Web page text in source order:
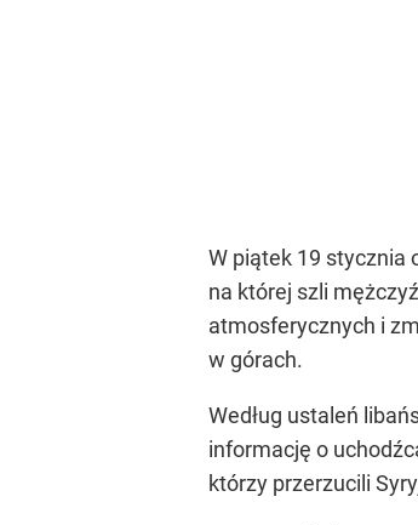
W piątek 19 stycznia
na której szli
atmosferycznych i
w górach.
Według ustaleń
informację o
którzy przerzucili